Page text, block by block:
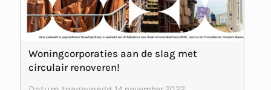
Woningcorporaties aan de slag met
circulair renoveren!